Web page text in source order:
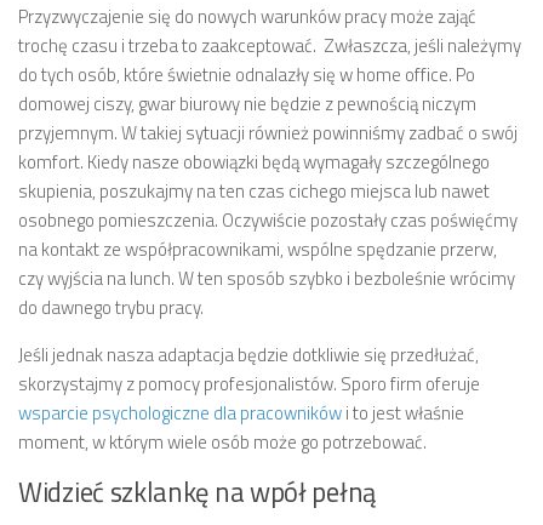
Przyzwyczajenie się do nowych warunków pracy może zająć
trochę czasu i trzeba to zaakceptować. Zwłaszcza, jeśli należymy
do tych osób, które świetnie odnalazły się w home office. Po
domowej ciszy, gwar biurowy nie będzie z pewnością niczym
przyjemnym. W takiej sytuacji również powinniśmy zadbać o swój
komfort. Kiedy nasze obowiązki będą wymagały szczególnego
skupienia, poszukajmy na ten czas cichego miejsca lub nawet
osobnego pomieszczenia. Oczywiście pozostały czas poświęćmy
na kontakt ze współpracownikami, wspólne spędzanie przerw,
czy wyjścia na lunch. W ten sposób szybko i bezboleśnie wrócimy
do dawnego trybu pracy.
Jeśli jednak nasza adaptacja będzie dotkliwie się przedłużać,
skorzystajmy z pomocy profesjonalistów. Sporo firm oferuje
wsparcie psychologiczne dla pracownikówi to jest właśnie
moment, w którym wiele osób może go potrzebować.
Widzieć szklankę na wpół pełną